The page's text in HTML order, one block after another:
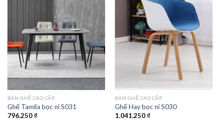
Add to
BÀN GHẾ CAO CẤP
Ghế Tamila bọc nỉ S031
796.250₫
Add to
wishlist
BÀN GHẾ CAO CẤP
Ghế Hay bọc nỉ S030
1.041.250₫